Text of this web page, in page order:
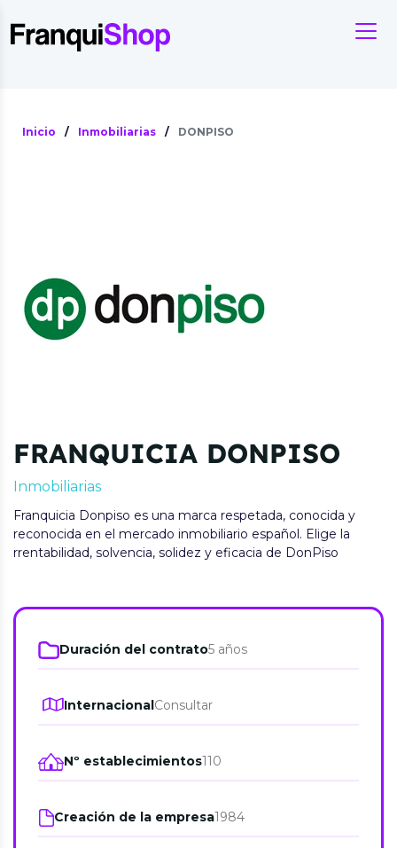
Inicio / Inmobiliarias / DONPISO
FRANQUICIA DONPISO
Inmobiliarias
Franquicia Donpiso es una marca respetada, conocida y
reconocida en el mercado inmobiliario español. Elige la
rrentabilidad, solvencia, solidez y eficacia de DonPiso
Duración del contrato5 años
InternacionalConsultar
Nº establecimientos110
Creación de la empresa1984